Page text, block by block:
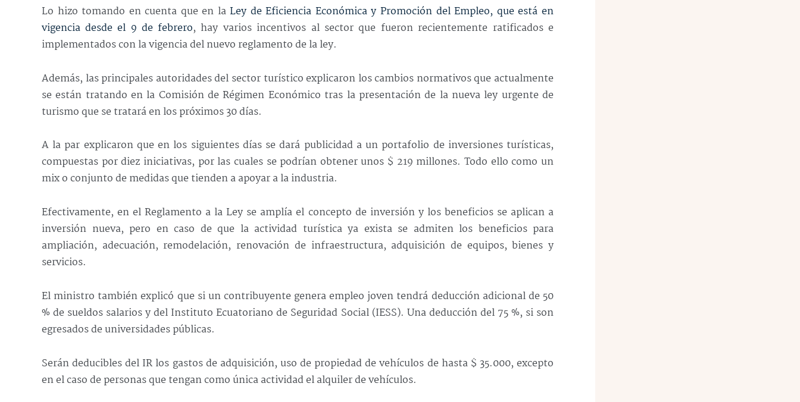
Lo hizo tomando en cuenta que en la Ley de Eficiencia Económica y Promoción del Empleo, que está en
vigencia desde el 9 de febrero, hay varios incentivos al sector que fueron recientemente ratificados e
implementados con la vigencia del nuevo reglamento de la ley.
Además, las principales autoridades del sector turístico explicaron los cambios normativos que actualmente
se están tratando en la Comisión de Régimen Económico tras la presentación de la nueva ley urgente de
turismo que se tratará en los próximos 30 días.
A la par explicaron que en los siguientes días se dará publicidad a un portafolio de inversiones turísticas,
compuestas por diez iniciativas, por las cuales se podrían obtener unos $ 219 millones. Todo ello como un
mix o conjunto de medidas que tienden a apoyar a la industria.
Efectivamente, en el Reglamento a la Ley se amplía el concepto de inversión y los beneficios se aplican a
inversión nueva, pero en caso de que la actividad turística ya exista se admiten los beneficios para
ampliación, adecuación, remodelación, renovación de infraestructura, adquisición de equipos, bienes y
servicios.
El ministro también explicó que si un contribuyente genera empleo joven tendrá deducción adicional de 50
% de sueldos salarios y del Instituto Ecuatoriano de Seguridad Social (IESS). Una deducción del 75 %, si son
egresados de universidades públicas.
Serán deducibles del IR los gastos de adquisición, uso de propiedad de vehículos de hasta $ 35.000, excepto
en el caso de personas que tengan como única actividad el alquiler de vehículos.